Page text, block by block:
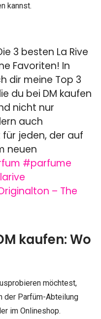
kannst.
3 besten La Rive
Favoriten! In
dir meine Top 3
du bei DM kaufen
nicht nur
auch
jeden, der auf
neuen
#parfume
– The
kaufen: Wo
möchtest,
der Parfüm-Abteilung
im Onlineshop.